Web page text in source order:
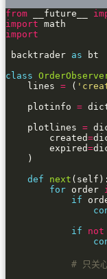
from __future__
import
import
backtrader as
class
    lines
= (
    plotinfo
=
    plotlines
=
        created
=
        expired
=
def
next
for order
if
if
not
# 只关